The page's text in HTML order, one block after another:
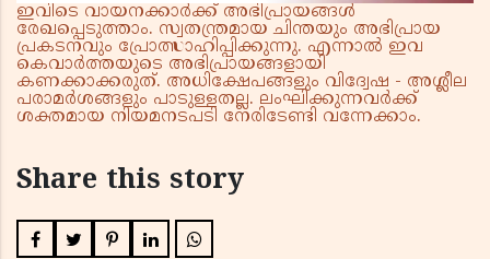
ഇവിടെ വായനക്കാർക്ക് അഭിപ്രായങ്ങൾ
രേഖപ്പെടുത്താം. സ്വതന്ത്രമായ ചിന്തയും അഭിപ്രായ
പ്രകടനവും പ്രോത്സാഹിപ്പിക്കുന്നു. എന്നാൽ ഇവ
കെവാർത്തയുടെ അഭിപ്രായങ്ങളായി
കണക്കാക്കരുത്. അധിക്ഷേപങ്ങളും വിദ്വേഷ - അശ്ലീല
പരാമർശങ്ങളും പാടുള്ളതല്ല. ലംഘിക്കുന്നവർക്ക്
ശക്തമായ നിയമനടപടി നേരിടേണ്ടി വന്നേക്കാം.
Share this story